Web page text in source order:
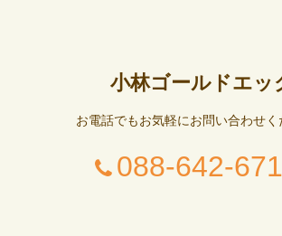
小林ゴールドエッ
お電話でもお気軽にお問い合わせく
088-642-